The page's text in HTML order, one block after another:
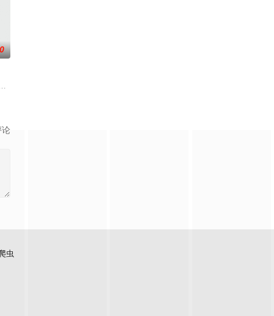
以充满趣味的方式
统治，域内宇宙分为神界，仙界，凡间。在宇宙中，像
而遭人暗算，残魂沉睡万年之后，在天运大陆南云帝国有名的“废物牧云”身
论
虫